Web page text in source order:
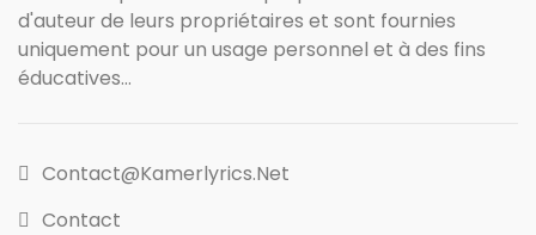
d'auteur de leurs propriétaires et sont fournies
uniquement pour un usage personnel et à des fins
éducatives...
Contact@kamerlyrics.net
Contact